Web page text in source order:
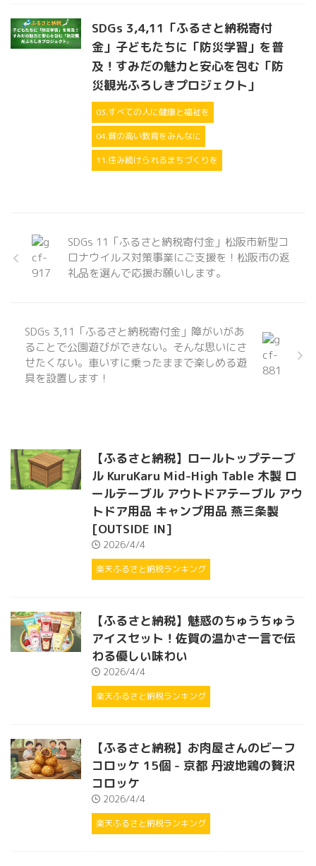
SDGs 3,4,11「ふるさと納税寄付
金」子どもたちに「防災学習」を普
及！すみだの魅力と安心を包む「防
災観光ふろしきプロジェクト」
03.すべての人に健康と福祉を
04.質の高い教育をみんなに
11.住み続けられるまちづくりを
SDGs 11「ふるさと納税寄付金」松阪市新型コ
ロナウイルス対策事業にご支援を！松阪市の返
礼品を選んで応援お願いします。
SDGs 3,11「ふるさと納税寄付金」障がいがあ
ることで公園遊びができない。そんな思いにさ
せたくない。車いすに乗ったままで楽しめる遊
具を設置します！
【ふるさと納税】ロールトップテーブ
ル KuruKaru Mid-High Table 木製 ロ
ールテーブル アウトドアテーブル アウ
トドア用品 キャンプ用品 燕三条製
[OUTSIDE IN]
2026/4/4
楽天ふるさと納税ランキング
【ふるさと納税】魅惑のちゅうちゅう
アイスセット！佐賀の温かさ一言で伝
わる優しい味わい
2026/4/4
楽天ふるさと納税ランキング
【ふるさと納税】お肉屋さんのビーフ
コロッケ 15個 - 京都 丹波地鶏の贅沢
コロッケ
2026/4/4
楽天ふるさと納税ランキング